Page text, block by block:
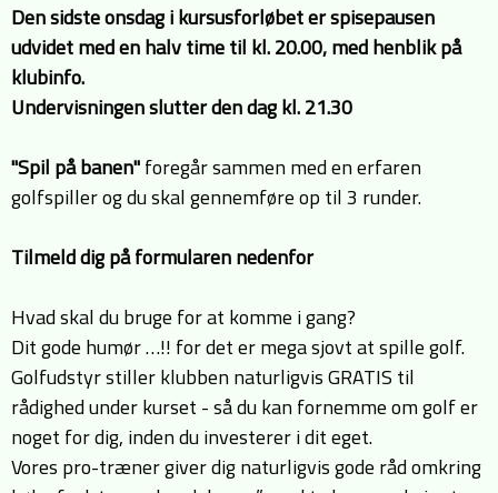
Den sidste onsdag i kursusforløbet er spisepausen
udvidet med en halv time til kl. 20.00, med henblik på
klubinfo.
Undervisningen slutter den dag kl. 21.30
"Spil på banen"foregår sammen med en erfaren
golfspiller og du skal gennemføre op til 3 runder.
Tilmeld dig på formularen nedenfor
Hvad skal du bruge for at komme i gang?
Dit gode humør …!! for det er mega sjovt at spille golf.
Golfudstyr stiller klubben naturligvis GRATIS til
rådighed under kurset - så du kan fornemme om golf er
noget for dig, inden du investerer i dit eget.
Vores pro-træner giver dig naturligvis gode råd omkring